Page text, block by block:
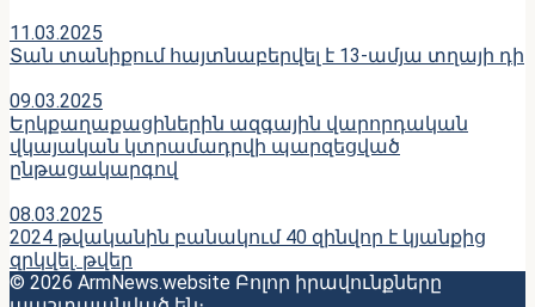
11.03.2025
Տան տանիքում հայտնաբերվել է 13-ամյա տղայի դի
09.03.2025
Երկքաղաքացիներին ազգային վարորդական
վկայական կտրամադրվի պարզեցված
ընթացակարգով
08.03.2025
2024 թվականին բանակում 40 զինվոր է կյանքից
զրկվել. թվեր
© 2026 ArmNews.website Բոլոր իրավունքները